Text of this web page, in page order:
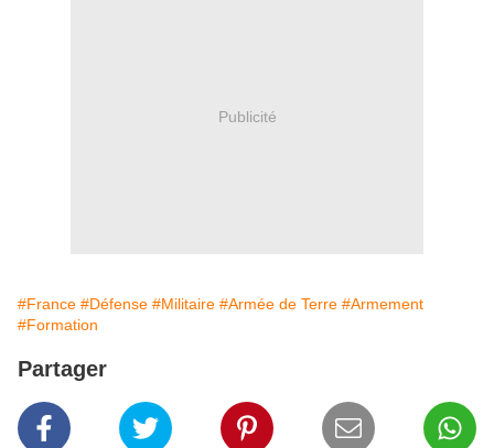
Publicité
#France #Défense #Militaire #Armée de Terre #Armement
#Formation
Partager